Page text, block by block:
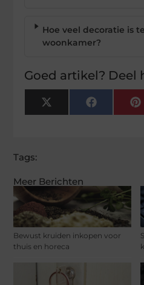
Meer Berichten
Bewust kruiden inkopen voor
thuis en horeca
Hoe veel decoratie is
woonkamer?
Goed artikel? Deel
X
(Twitter)
Facebook
Tags: